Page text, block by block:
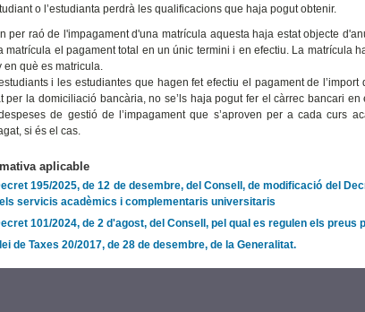
o l’estudianta perdrà les qualificacions que haja pogut obtenir.
per raó de l'impagament d'una matrícula aquesta haja estat objecte
matrícula el pagament total en un únic termini i en efectiu. La matrícula
en què es matricula.
i les estudiantes que hagen fet efectiu el pagament de
per la domiciliació bancària, no se’ls haja pogut fer el càrrec bancari
de gestió de l’impagament que s’aproven per a cada curs
si és el cas.
aplicable
195/2025, de 12 de desembre, del Consell, de modificació del
servicis acadèmics i complementaris universitaris
101/2024, de 2 d'agost, del Consell, pel qual es regulen els
de Taxes 20/2017, de 28 de desembre, de la Generalitat.